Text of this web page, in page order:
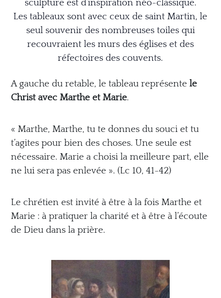
sculpture est d’inspiration néo-classique.
Les tableaux sont avec ceux de saint Martin, le
seul souvenir des nombreuses toiles qui
recouvraient les murs des églises et des
réfectoires des couvents.
A gauche du retable, le tableau représentele
Christ avec Marthe et Marie.
« Marthe, Marthe, tu te donnes du souci et tu
t’agites pour bien des choses. Une seule est
nécessaire. Marie a choisi la meilleure part, elle
nelui sera pas enlevée ». (Lc 10, 41-42)
Le chrétien est invité à être à la fois Marthe et
Marie : à pratiquer la charité et à être à l’écoute
de Dieu dans la prière.